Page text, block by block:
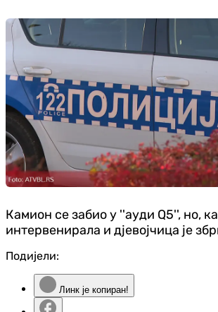
Камион се забио у ''ауди Q5'', но,
интервенирала и дјевојчица је
Подијели:
Линк је копиран!